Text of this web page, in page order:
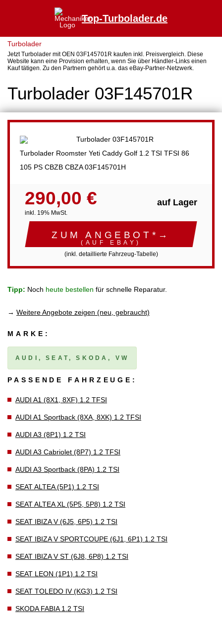
Top-Turbolader.de
Turbolader
Jetzt Turbolader mit OEN 03F145701R kaufen inkl. Preisvergleich. Diese
Website kann eine Provision erhalten, wenn Sie über Händler-Links einen
Kauf tätigen. Zu den Partnern gehört u.a. das eBay-Partner-Netzwerk.
Turbolader 03F145701R
Turbolader Roomster Yeti Caddy Golf 1.2 TSI TFSI 86
105 PS CBZB CBZA 03F145701H
290,00 €
inkl. 19% MwSt.
auf Lager
ZUM ANGEBOT*→
(AUF EBAY)
(inkl. detaillierte Fahrzeug-Tabelle)
Tipp: Noch heute bestellen für schnelle Reparatur.
→ Weitere Angebote zeigen (neu, gebraucht)
MARKE:
AUDI, SEAT, SKODA, VW
PASSENDE FAHRZEUGE:
AUDI A1 (8X1, 8XF) 1.2 TFSI
AUDI A1 Sportback (8XA, 8XK) 1.2 TFSI
AUDI A3 (8P1) 1.2 TSI
AUDI A3 Cabriolet (8P7) 1.2 TFSI
AUDI A3 Sportback (8PA) 1.2 TSI
SEAT ALTEA (5P1) 1.2 TSI
SEAT ALTEA XL (5P5, 5P8) 1.2 TSI
SEAT IBIZA V (6J5, 6P5) 1.2 TSI
SEAT IBIZA V SPORTCOUPE (6J1, 6P1) 1.2 TSI
SEAT IBIZA V ST (6J8, 6P8) 1.2 TSI
SEAT LEON (1P1) 1.2 TSI
SEAT TOLEDO IV (KG3) 1.2 TSI
SKODA FABIA 1.2 TSI